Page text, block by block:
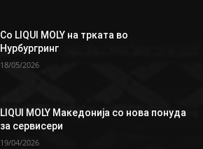
Со LIQUI MOLY на трката во
Нурбургринг
18/05/2026
LIQUI MOLY Македонија со нова понуда
за сервисери
19/04/2026